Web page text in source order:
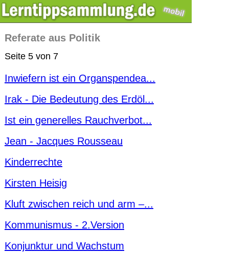
Referate aus Politik
Seite 5 von 7
Inwiefern ist ein Organspendea...
Irak - Die Bedeutung des Erdöl...
Ist ein generelles Rauchverbot...
Jean - Jacques Rousseau
Kinderrechte
Kirsten Heisig
Kluft zwischen reich und arm –...
Kommunismus - 2.Version
Konjunktur und Wachstum